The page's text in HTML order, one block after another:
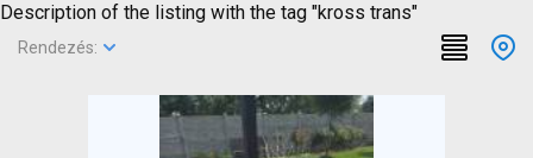
Description of the listing with the tag "kross trans"
Rendezés: